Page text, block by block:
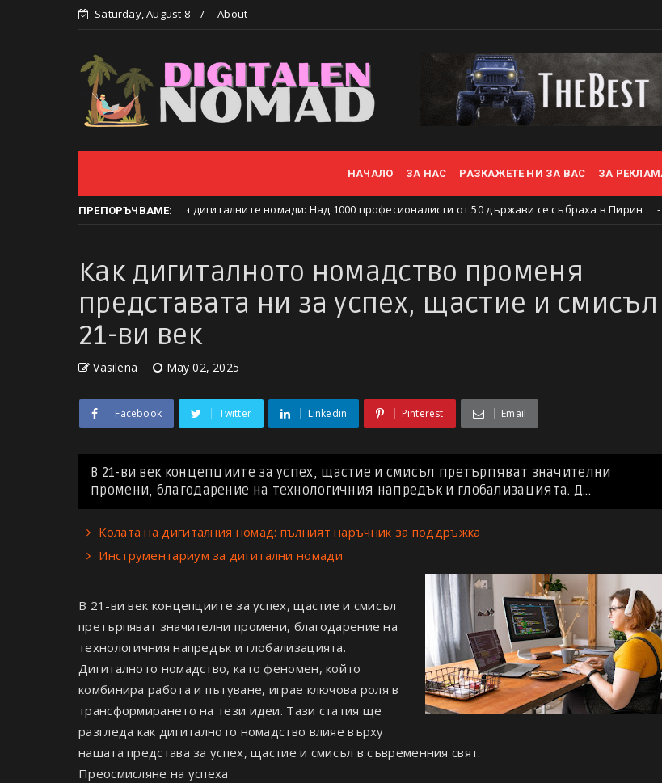
Saturday, August 8 About
НАЧАЛО ЗА НАС РАЗКАЖЕТЕ НИ ЗА ВАС ЗА
ПРЕПОРЪЧВАМЕ:
отново е столица на дигиталните номади: Над 1000 професионалисти от 50 държави се събраха в Пирин 2026
Как дигиталното номадство променя
представата ни за успех, щастие и смисъл
21-ви век
Vasilena May 02, 2025
Facebook Twitter Linkedin Pinterest Email
В 21-ви век концепциите за успех, щастие и смисъл претърпяват значителни
промени, благодарение на технологичния напредък и глобализацията. Д...
Колата на дигиталния номад: пълният наръчник за поддръжка
Инструментариум за дигитални номади
В 21-ви век концепциите за успех, щастие и смисъл
претърпяват значителни промени, благодарение на
технологичния напредък и глобализацията.
Дигиталното номадство, като феномен, който
комбинира работа и пътуване, играе ключова роля в
трансформирането на тези идеи. Тази статия ще
разгледа как дигиталното номадство влияе върху
нашата представа за успех, щастие и смисъл в съвременния свят.
Преосмисляне на успеха